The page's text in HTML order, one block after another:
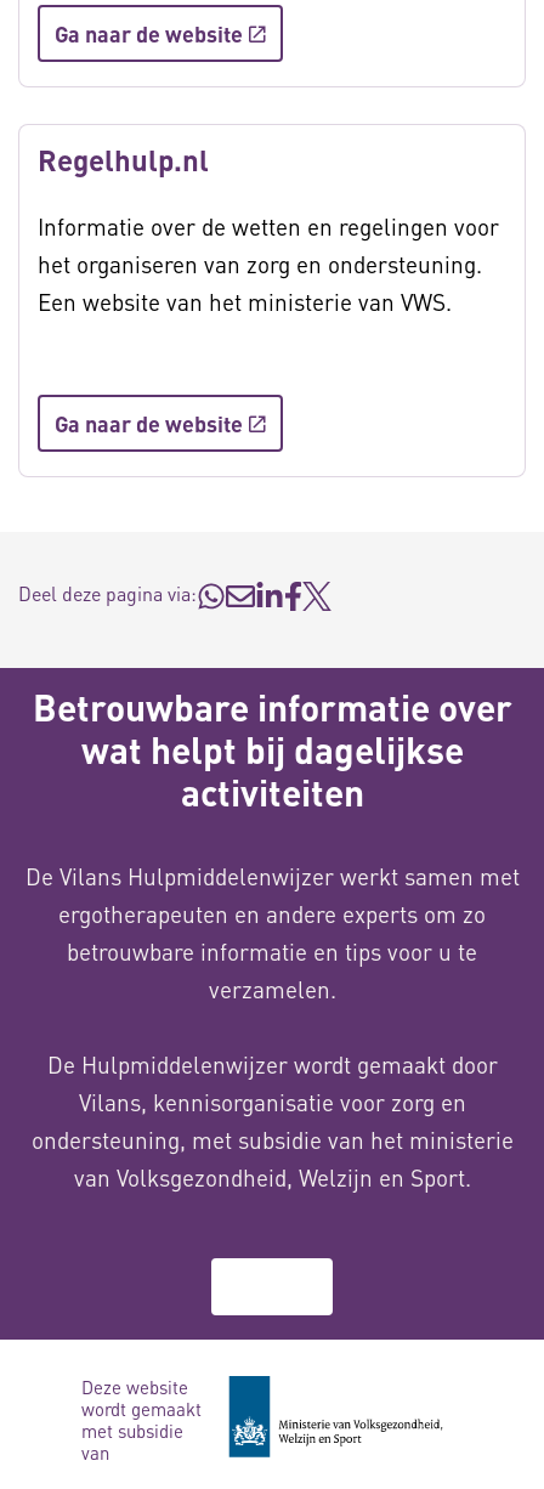
Ga naar de website
Regelhulp.nl
Informatie over de wetten en regelingen voor
het organiseren van zorg en ondersteuning.
Een website van het ministerie van VWS.
Ga naar de website
Deel deze pagina via:
Betrouwbare informatie over
wat helpt bij dagelijkse
activiteiten
De Vilans Hulpmiddelenwijzer werkt samen met
ergotherapeuten en andere experts om zo
betrouwbare informatie en tips voor u te
verzamelen.
De Hulpmiddelenwijzer wordt gemaakt door
Vilans, kennisorganisatie voor zorg en
ondersteuning, met subsidie van het ministerie
van Volksgezondheid, Welzijn en Sport.
Deze website
wordt gemaakt
met subsidie
van